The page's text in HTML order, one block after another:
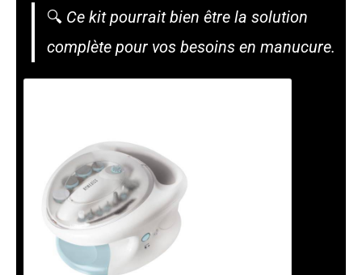
🔍 Ce kit pourrait bien être la solution
complète pour vos besoins en manucure.